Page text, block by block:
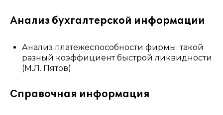
Анализ бухгалтерской информации
Анализ платежеспособности фирмы: такой
разный коэффициент быстрой ликвидности
(М.Л. Пятов)
Справочная информация